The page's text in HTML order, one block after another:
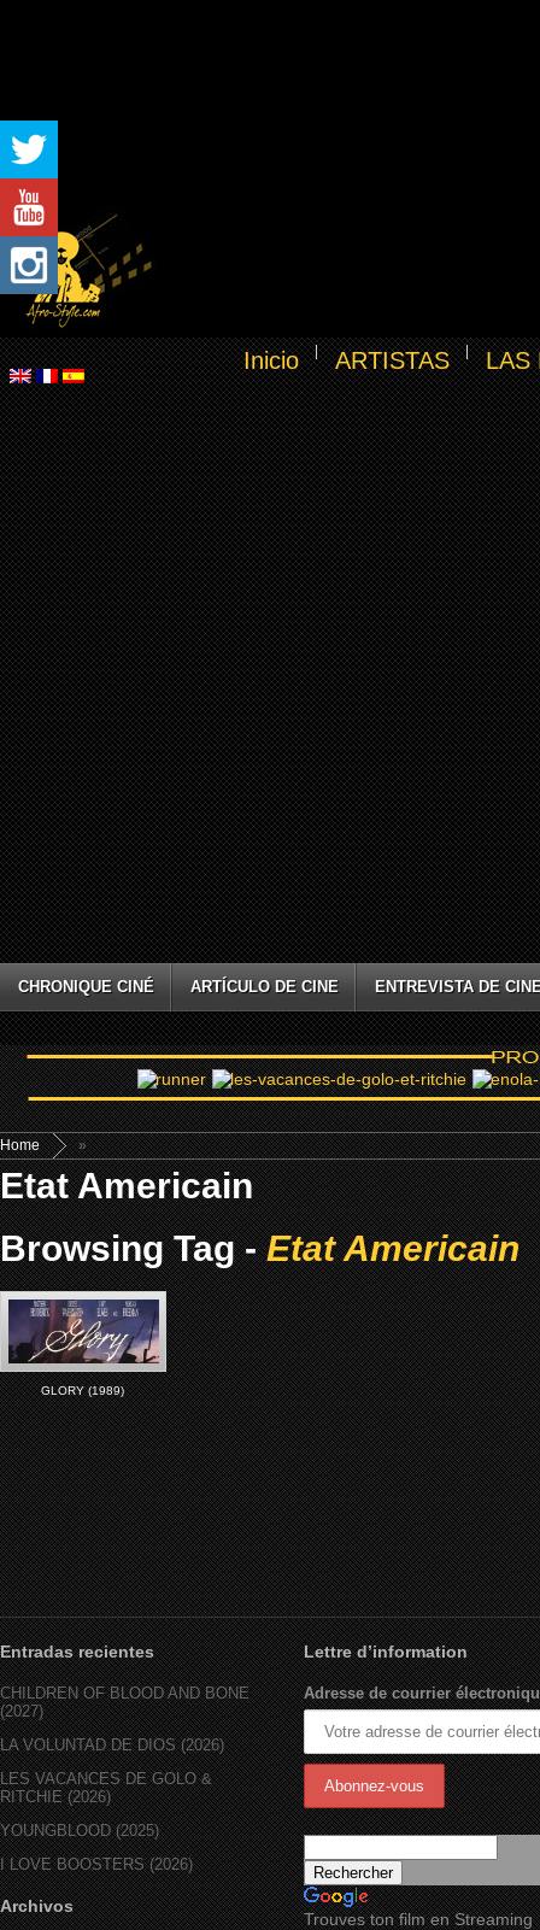
Inicio ARTISTAS LAS
CHRONIQUE CINÉ ARTÍCULO DE CINE ENTREVISTA DE
Home »
Etat Americain
Browsing Tag -Etat Americain
GLORY (1989)
Entradas recientes
CHILDREN OF BLOOD AND BONE
(2027)
LA VOLUNTAD DE DIOS (2026)
LES VACANCES DE GOLO &
RITCHIE (2026)
YOUNGBLOOD (2025)
I LOVE BOOSTERS (2026)
Archivos
Lettre d’information
Adresse de courrier
Trouves ton film en Streaming